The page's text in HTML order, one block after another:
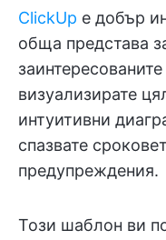
ClickUp е добър
обща представа
визуализирате
интуитивни
спазвате
предупреждения.
Този шаблон ви